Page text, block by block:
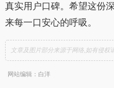
真实用户口碑。希望这份
来每一口安心的呼吸。
文章及图片部分来源于网络,如有侵权
网站编辑：白洋